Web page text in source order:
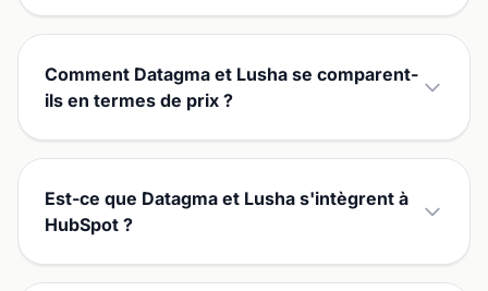
Comment Datagma et Lusha se comparent-
ils en termes de prix ?
Est-ce que Datagma et Lusha s'intègrent à
HubSpot ?